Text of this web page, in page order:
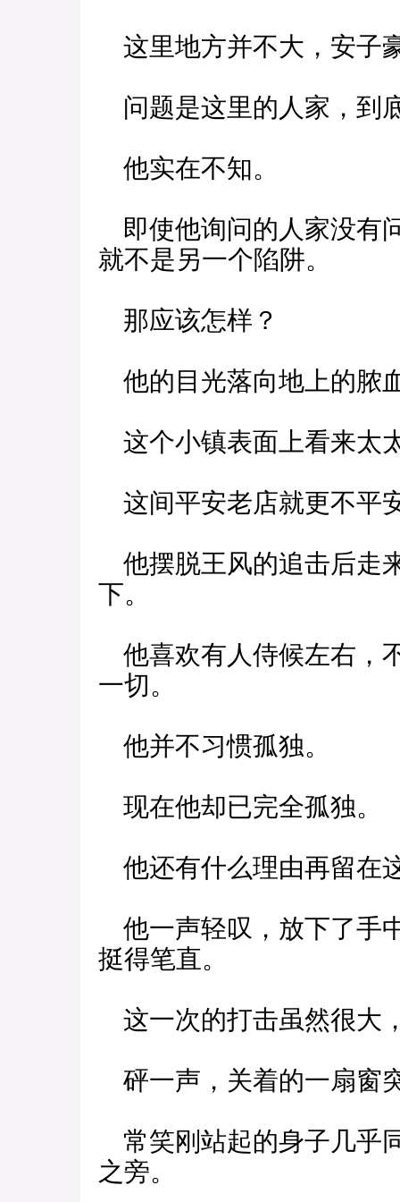
这里地方并不大，安子
问题是这里的人家，到
他实在不知。
即使他询问的人家没有
就不是另一个陷阱。
那应该怎样？
他的目光落向地上的脓
这个小镇表面上看来太
这间平安老店就更不平
他摆脱王风的追击后走
下。
他喜欢有人侍候左右，
一切。
他并不习惯孤独。
现在他却已完全孤独。
他还有什么理由再留在
他一声轻叹，放下了手
挺得笔直。
这一次的打击虽然很大
砰一声，关着的一扇窗
常笑刚站起的身子几乎
之旁。